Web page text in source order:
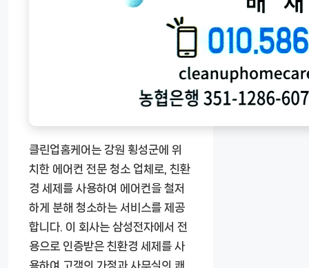
클린업홈케어는 강원 횡성군에 위
치한 에어컨 전문 청소 업체로, 친환
경 세제를 사용하여 에어컨을 철저
하게 분해 청소하는 서비스를 제공
합니다. 이 회사는 삼성전자에서 전
용으로 인증받은 친환경 세제를 사
용하여 고객의 가정과 사무실의 쾌